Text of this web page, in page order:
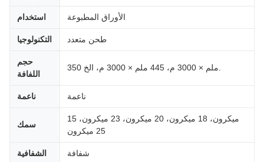
استخدام الأوراق المطبوعة
التكنولوجيا طحن متعدد
حجم
اللفافة
ناعمة ناعمة
سمك
15 ميكرون، 18 ميكرون، 20 ميكرون، 23 ميكرون،
25 ميكرون
الشفافية شفافة